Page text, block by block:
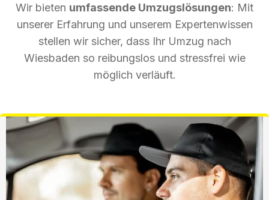
Wir bieten umfassende Umzugslösungen: Mit
unserer Erfahrung und unserem Expertenwissen
stellen wir sicher, dass Ihr Umzug nach
Wiesbaden so reibungslos und stressfrei wie
möglich verläuft.